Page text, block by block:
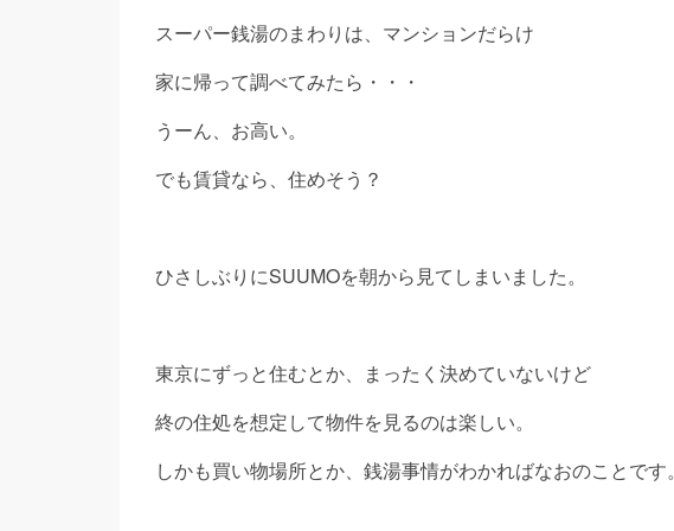
スーパー銭湯のまわりは、マンションだらけ
家に帰って調べてみたら・・・
うーん、お高い。
でも賃貸なら、住めそう？
ひさしぶりにSUUMOを朝から見てしまいました。
東京にずっと住むとか、まったく決めていないけど
終の住処を想定して物件を見るのは楽しい。
しかも買い物場所とか、銭湯事情がわかればなおのことです。